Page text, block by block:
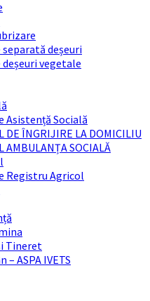
deșeuri
vegetale
Asistență Socială
DE ÎNGRIJIRE LA DOMICILIU
AMBULANȚA SOCIALĂ
Registru Agricol
Tineret
ASPA IVETS